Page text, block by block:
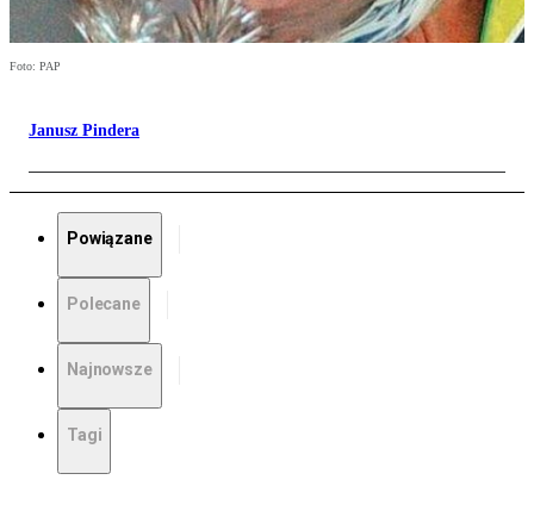
Foto: PAP
Janusz Pindera
Powiązane
Polecane
Najnowsze
Tagi